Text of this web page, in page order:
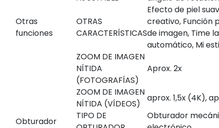
Otras
funciones
OTRAS
CARACTERÍSTICAS
Efecto de piel
creativo, Función
de imagen, Time
automático, Mi
ZOOM DE IMAGEN
NÍTIDA
(FOTOGRAFÍAS)
Aprox. 2x
ZOOM DE IMAGEN
NÍTIDA (VÍDEOS)
aprox. 1,5x (4K),
Obturador
TIPO DE
Obturador